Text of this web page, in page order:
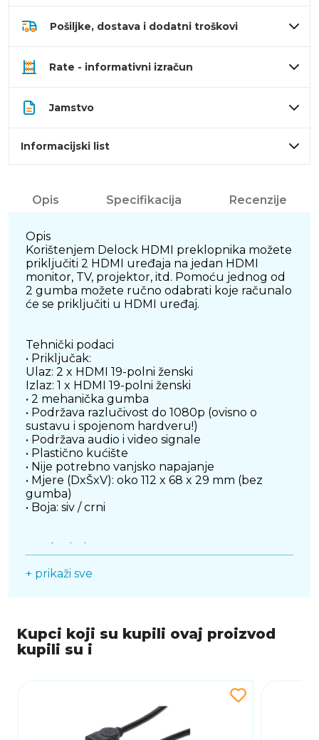
Pošiljke, dostava i dodatni troškovi
Rate - informativni izračun
Jamstvo
Informacijski list
Opis Specifikacija Recenzije
Opis
Korištenjem Delock HDMI preklopnika možete
priključiti 2 HDMI uređaja na jedan HDMI
monitor, TV, projektor, itd. Pomoću jednog od
2 gumba možete ručno odabrati koje računalo
će se priključiti u HDMI uređaj.
Tehnički podaci
• Priključak:
Ulaz: 2 x HDMI 19-polni ženski
Izlaz: 1 x HDMI 19-polni ženski
• 2 mehanička gumba
• Podržava razlučivost do 1080p (ovisno o
sustavu i spojenom hardveru!)
• Podržava audio i video signale
• Plastično kućište
• Nije potrebno vanjsko napajanje
• Mjere (DxŠxV): oko 112 x 68 x 29 mm (bez
gumba)
• Boja: siv / crni
HDMI priključkom
Sadržaj pakiranja
• Preklopnik
• Korisnički priručnik
+ prikaži sve
Kupci koji su kupili ovaj proizvod
kupili su i